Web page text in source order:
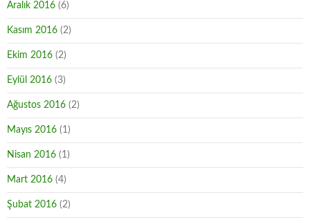
Aralık 2016 (6)
Kasım 2016 (2)
Ekim 2016 (2)
Eylül 2016 (3)
Ağustos 2016 (2)
Mayıs 2016 (1)
Nisan 2016 (1)
Mart 2016 (4)
Şubat 2016 (2)